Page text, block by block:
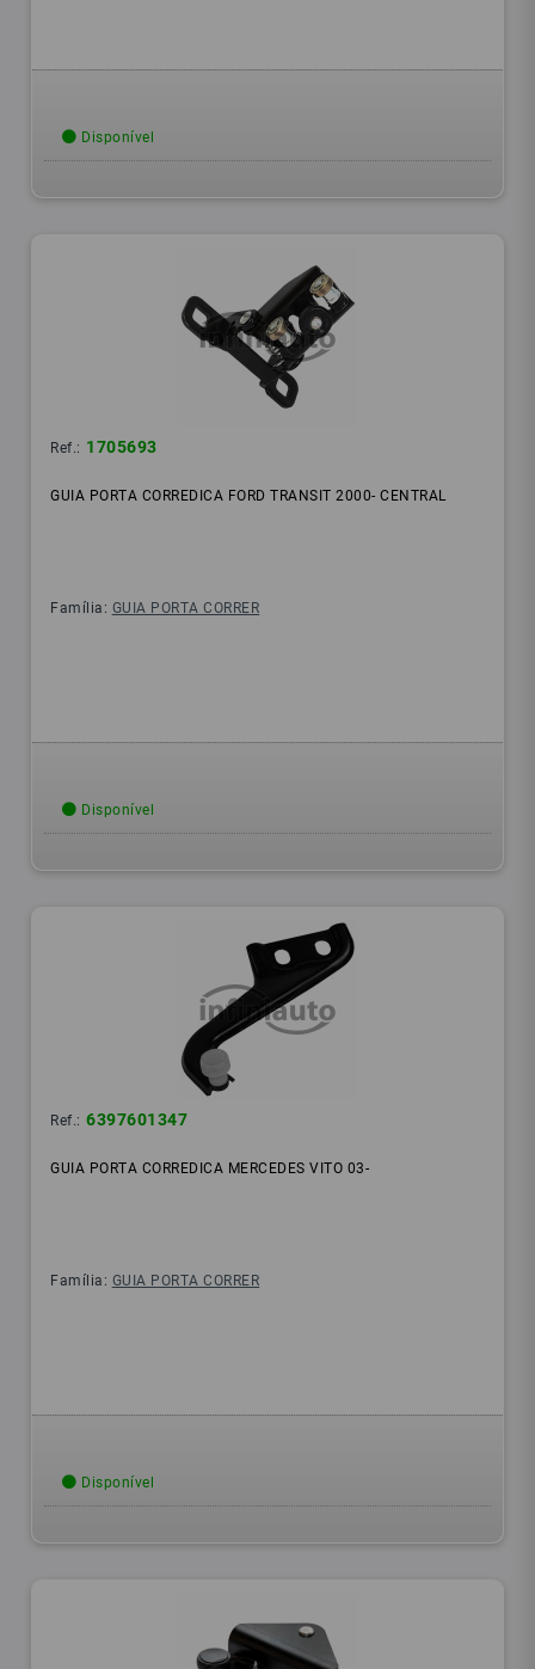
Disponível
Ref.: 1705693
GUIA PORTA CORREDICA FORD TRANSIT 2000- CENTRAL
Família: GUIA PORTA CORRER
Disponível
Ref.: 6397601347
GUIA PORTA CORREDICA MERCEDES VITO 03-
Família: GUIA PORTA CORRER
Disponível